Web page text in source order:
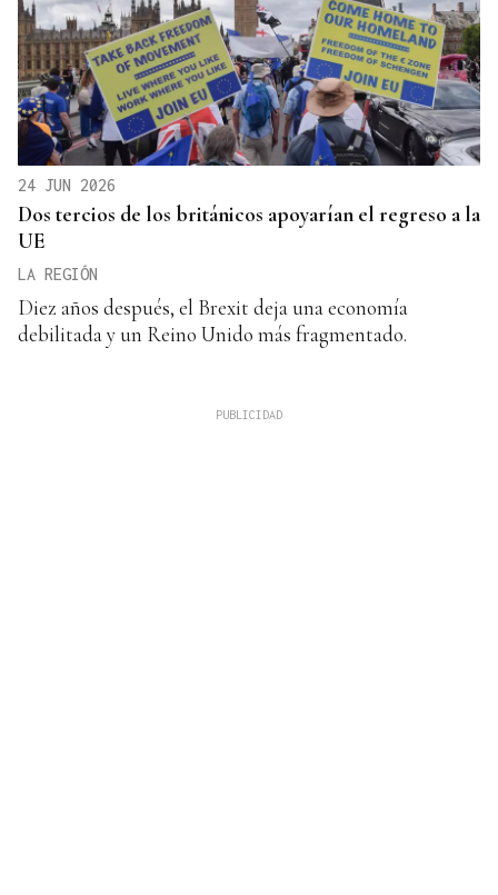
24 JUN 2026
Dos tercios de los británicos apoyarían el regreso a la
UE
LA REGIÓN
Diez años después, el Brexit deja una economía
debilitada y un Reino Unido más fragmentado.